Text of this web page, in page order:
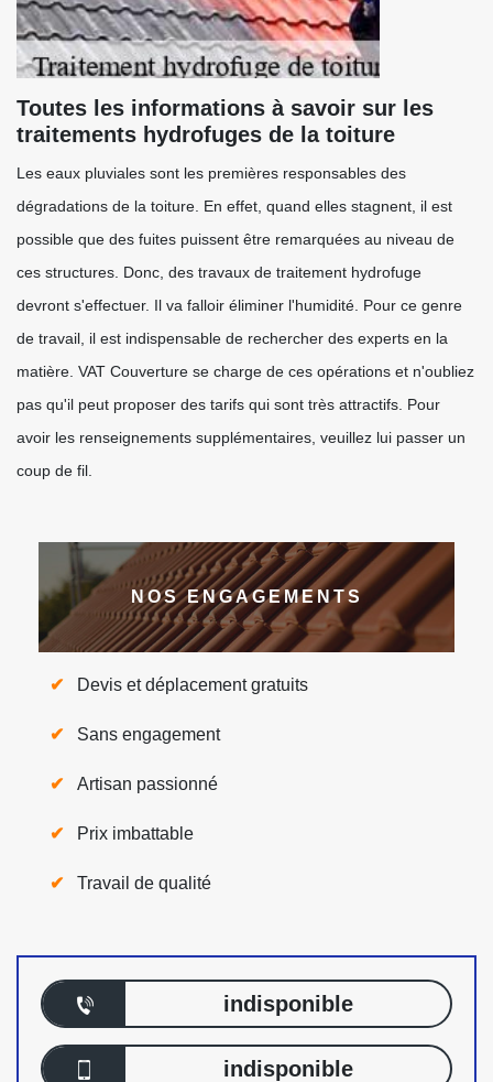
Toutes les informations à savoir sur les
traitements hydrofuges de la toiture
Les eaux pluviales sont les premières responsables des
dégradations de la toiture. En effet, quand elles stagnent, il est
possible que des fuites puissent être remarquées au niveau de
ces structures. Donc, des travaux de traitement hydrofuge
devront s'effectuer. Il va falloir éliminer l'humidité. Pour ce genre
de travail, il est indispensable de rechercher des experts en la
matière. VAT Couverture se charge de ces opérations et n'oubliez
pas qu'il peut proposer des tarifs qui sont très attractifs. Pour
avoir les renseignements supplémentaires, veuillez lui passer un
coup de fil.
NOS ENGAGEMENTS
Devis et déplacement gratuits
Sans engagement
Artisan passionné
Prix imbattable
Travail de qualité
indisponible
indisponible